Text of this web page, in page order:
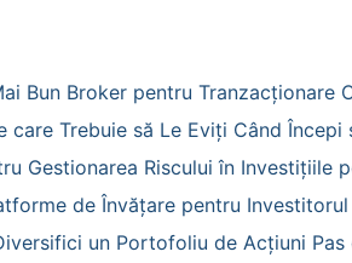
Bun Broker pentru Tranzacționare
care Trebuie să Le Eviți Când Începi
Gestionarea Riscului în Investițiile
de Învățare pentru
un Portofoliu de Acțiuni Pas